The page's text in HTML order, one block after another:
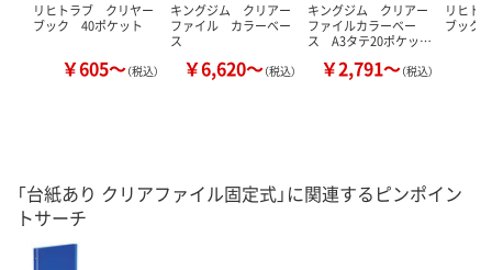
リヒトラブ クリヤー
ブック 40ポケット
￥605～（税込）
キングジム クリアー
ファイル カラーベー
ス
￥6,620～（税込）
キングジム クリアー
ファイルカラーベー
ス A3タテ20ポケッ…
￥2,791～（税込）
リヒト
ブック
「台紙あり クリアファイル固定式」に関連するピンポイン
トサーチ